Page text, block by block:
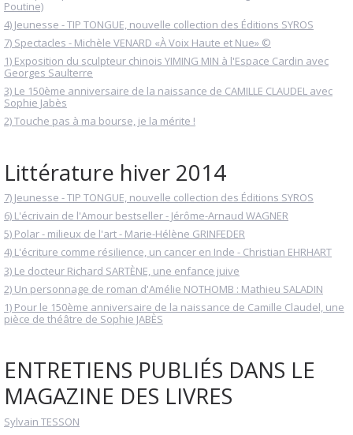
Poutine)
4) Jeunesse - TIP TONGUE, nouvelle collection des Éditions SYROS
7) Spectacles - Michèle VENARD «À Voix Haute et Nue» ©
1) Exposition du sculpteur chinois YIMING MIN à l'Espace Cardin avec
Georges Saulterre
3) Le 150ème anniversaire de la naissance de CAMILLE CLAUDEL avec
Sophie Jabès
2) Touche pas à ma bourse, je la mérite !
Littérature hiver 2014
7) Jeunesse - TIP TONGUE, nouvelle collection des Éditions SYROS
6) L'écrivain de l'Amour bestseller - Jérôme-Arnaud WAGNER
5) Polar - milieux de l'art - Marie-Hélène GRINFEDER
4) L'écriture comme résilience, un cancer en Inde - Christian EHRHART
3) Le docteur Richard SARTÈNE, une enfance juive
2) Un personnage de roman d'Amélie NOTHOMB : Mathieu SALADIN
1) Pour le 150ème anniversaire de la naissance de Camille Claudel, une
pièce de théâtre de Sophie JABÈS
ENTRETIENS PUBLIÉS DANS LE
MAGAZINE DES LIVRES
Sylvain TESSON